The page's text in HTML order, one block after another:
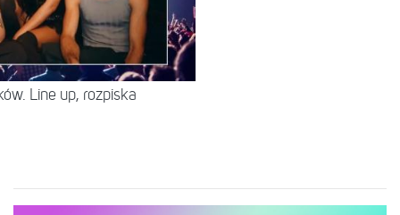
Line up, rozpiska